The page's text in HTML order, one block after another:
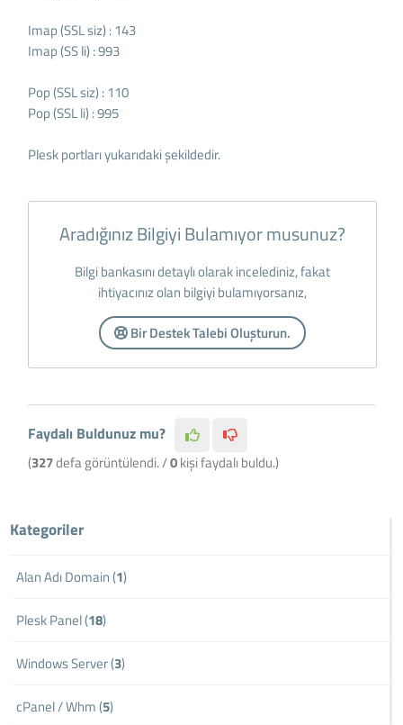
Imap (SSL siz) : 143
Imap (SS li) : 993
Pop (SSL siz) : 110
Pop (SSL li) : 995
Plesk portları yukarıdaki şekildedir.
Aradığınız Bilgiyi Bulamıyor musunuz?
Bilgi bankasını detaylı olarak incelediniz, fakat
ihtiyacınız olan bilgiyi bulamıyorsanız,
Bir Destek Talebi Oluşturun.
Faydalı Buldunuz mu?
(327defa görüntülendi. /0kişi faydalı buldu.)
Kategoriler
Alan Adı Domain (1)
Plesk Panel (18)
Windows Server (3)
cPanel / Whm (5)